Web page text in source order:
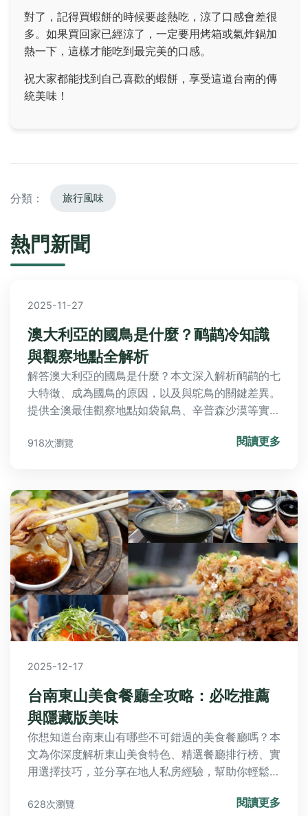
對了，記得買蝦餅的時候要趁熱吃，涼了口感會差很
多。如果買回家已經涼了，一定要用烤箱或氣炸鍋加
熱一下，這樣才能吃到最完美的口感。
祝大家都能找到自己喜歡的蝦餅，享受這道台南的傳
統美味！
分類： 旅行風味
熱門新聞
2025-11-27
澳大利亞的國鳥是什麼？鸸鹋冷知識
與觀察地點全解析
解答澳大利亞的國鳥是什麼？本文深入解析鸸鹋的七
大特徵、成為國鳥的原因，以及與鴕鳥的關鍵差異。
提供全澳最佳觀察地點如袋鼠島、辛普森沙漠等實用
價值。文末附常見問答與安全互動指南，帶你全方位
918次瀏覽 閱讀更多
2025-12-17
台南東山美食餐廳全攻略：必吃推薦
與隱藏版美味
你想知道台南東山有哪些不可錯過的美食餐廳嗎？本
文為你深度解析東山美食特色、精選餐廳排行榜、實
用選擇技巧，並分享在地人私房經驗，幫助你輕鬆規
一次滿足所有好奇與需求。
628次瀏覽 閱讀更多